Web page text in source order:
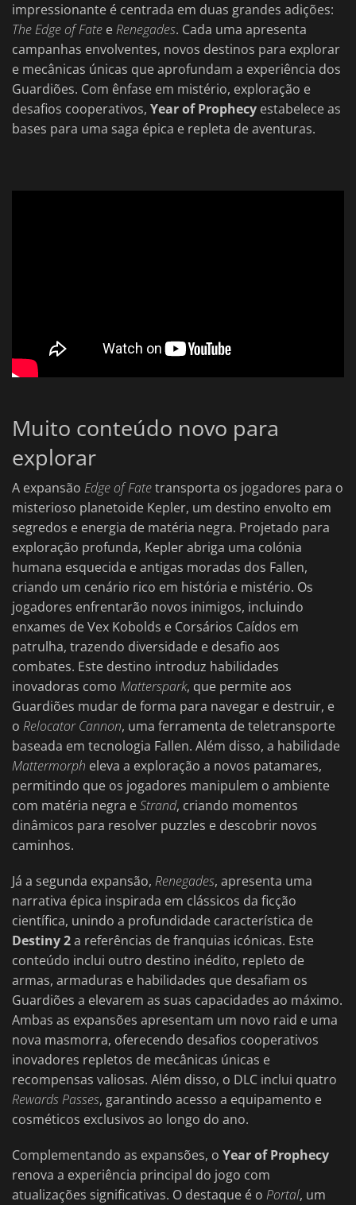
impressionante é centrada em duas grandes adições:
The Edge of Fate eRenegades. Cada uma apresenta
campanhas envolventes, novos destinos para explorar
e mecânicas únicas que aprofundam a experiência dos
Guardiões. Com ênfase em mistério, exploração e
desafios cooperativos, Year of Prophecy estabelece as
bases para uma saga épica e repleta de aventuras.
Muito conteúdo novo para
explorar
A expansão Edge of Fatetransporta os jogadores para o
misterioso planetoide Kepler, um destino envolto em
segredos e energia de matéria negra. Projetado para
exploração profunda, Kepler abriga uma colónia
humana esquecida e antigas moradas dos Fallen,
criando um cenário rico em história e mistério. Os
jogadores enfrentarão novos inimigos, incluindo
enxames de Vex Kobolds e Corsários Caídos em
patrulha, trazendo diversidade e desafio aos
combates. Este destino introduz habilidades
inovadoras como Matterspark, que permite aos
Guardiões mudar de forma para navegar e destruir, e
o Relocator Cannon, uma ferramenta de teletransporte
baseada em tecnologia Fallen. Além disso, a habilidade
Mattermorph eleva a exploração a novos patamares,
permitindo que os jogadores manipulem o ambiente
com matéria negra eStrand, criando momentos
dinâmicos para resolver puzzles e descobrir novos
caminhos.
Já a segunda expansão, Renegades, apresenta uma
narrativa épica inspirada em clássicos da ficção
científica, unindo a profundidade característica de
Destiny 2a referências de franquias icónicas. Este
conteúdo inclui outro destino inédito, repleto de
armas, armaduras e habilidades que desafiam os
Guardiões a elevarem as suas capacidades ao máximo.
Ambas as expansões apresentam um novo raid e uma
nova masmorra, oferecendo desafios cooperativos
inovadores repletos de mecânicas únicas e
recompensas valiosas. Além disso, o DLC inclui quatro
Rewards Passes, garantindo acesso a equipamento e
cosméticos exclusivos ao longo do ano.
Complementando as expansões, o Year of Prophecy
renova a experiência principal do jogo com
atualizações significativas. O destaque é o Portal, um